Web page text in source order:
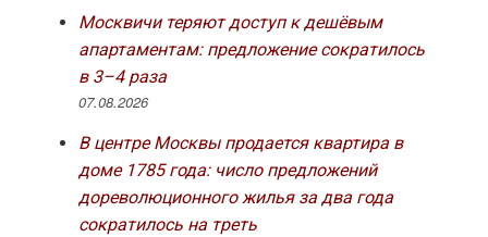
Москвичи теряют доступ к дешёвым
апартаментам: предложение сократилось
в 3–4 раза
07.08.2026
В центре Москвы продается квартира в
доме 1785 года: число предложений
дореволюционного жилья за два года
сократилось на треть